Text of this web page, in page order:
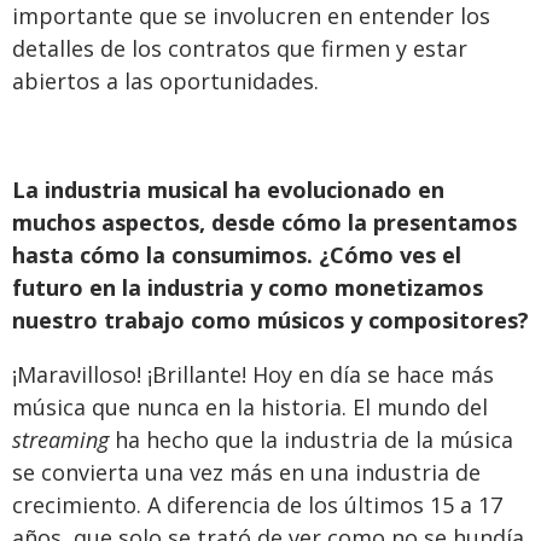
importante que se involucren en entender los
detalles de los contratos que firmen y estar
abiertos a las oportunidades.
La industria musical ha evolucionado en
muchos aspectos, desde cómo la presentamos
hasta cómo la consumimos. ¿Cómo ves el
futuro en la industria y como monetizamos
nuestro trabajo como músicos y compositores?
¡Maravilloso! ¡Brillante! Hoy en día se hace más
música que nunca en la historia. El mundo del
streamingha hecho que la industria de la música
se convierta una vez más en una industria de
crecimiento. A diferencia de los últimos 15 a 17